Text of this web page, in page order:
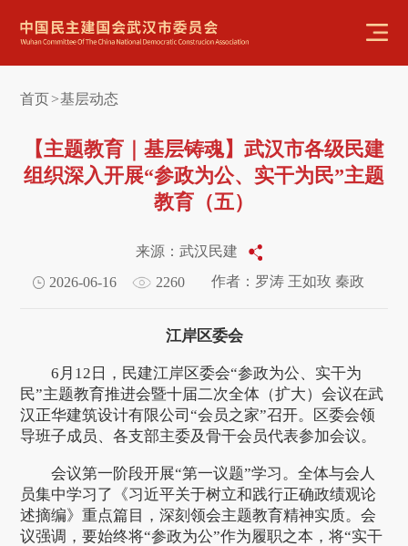
首页>基层动态
【主题教育｜基层铸魂】武汉市各级民建
组织深入开展“参政为公、实干为民”主题
教育（五）
来源：武汉民建
2026-06-16
2260 作者：罗涛 王如玫 秦政
江岸区委会
6月12日，民建江岸区委会“参政为公、实干为
民”主题教育推进会暨十届二次全体（扩大）会议在武
汉正华建筑设计有限公司“会员之家”召开。区委会领
导班子成员、各支部主委及骨干会员代表参加会议。
会议第一阶段开展“第一议题”学习。全体与会人
员集中学习了《习近平关于树立和践行正确政绩观论
述摘编》重点篇目，深刻领会主题教育精神实质。会
议强调，要始终将“参政为公”作为履职之本，将“实干